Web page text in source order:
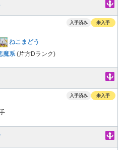
入手済み 未入手
ねこまどう
魔系 (片方Dランク)
入手済み 未入手